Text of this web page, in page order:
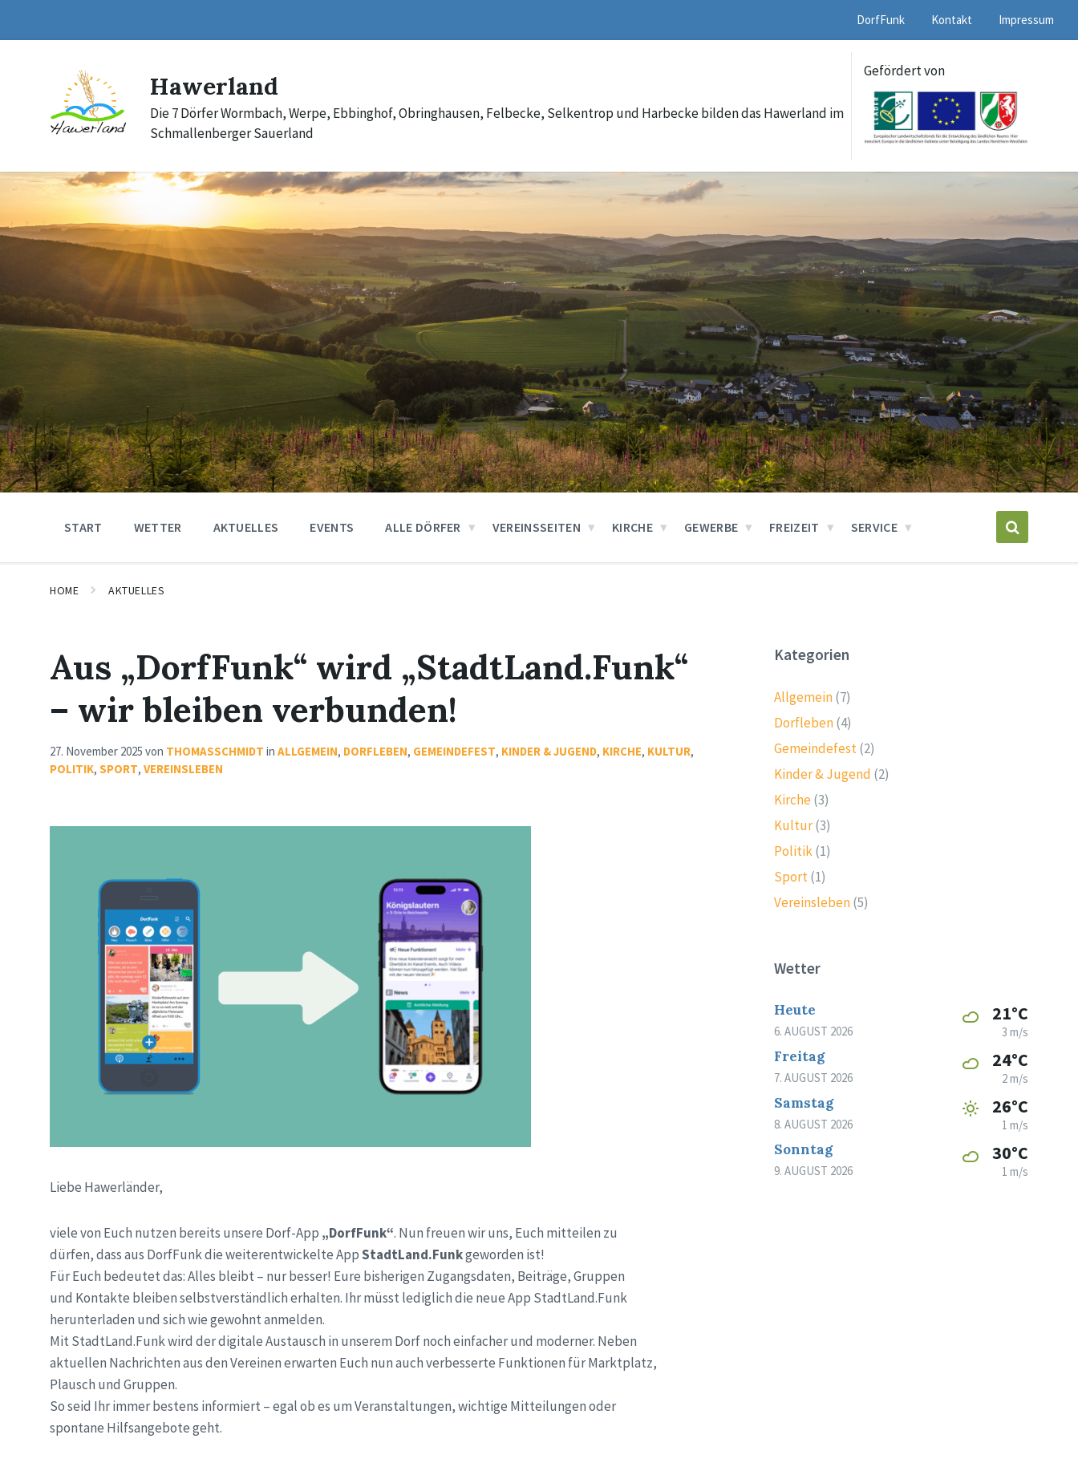
content
main
footer
DorfFunk Kontakt Impressum
Hawerland
Die 7 Dörfer Wormbach, Werpe, Ebbinghof, Obringhausen, Felbecke, Selkentrop und Harbecke bilden das Hawerland im
Schmallenberger Sauerland
Gefördert von
START WETTER AKTUELLES EVENTS ALLE DÖRFER VEREINSSEITEN KIRCHE GEWERBE FREIZEIT SERVICE
HOME AKTUELLES
Aus „DorfFunk“ wird „StadtLand.Funk“
– wir bleiben verbunden!
27. November 2025 von THOMASSCHMIDT in ALLGEMEIN, DORFLEBEN, GEMEINDEFEST, KINDER & JUGEND, KIRCHE, KULTUR,
POLITIK, SPORT, VEREINSLEBEN
Liebe Hawerländer,
viele von Euch nutzen bereits unsere Dorf-App „DorfFunk“. Nun freuen wir uns, Euch mitteilen zu
dürfen, dass aus DorfFunk die weiterentwickelte AppStadtLand.Funkgeworden ist!
Für Euch bedeutet das: Alles bleibt – nur besser! Eure bisherigen Zugangsdaten, Beiträge, Gruppen
und Kontakte bleiben selbstverständlich erhalten. Ihr müsst lediglich die neue App StadtLand.Funk
herunterladen und sich wie gewohnt anmelden.
Mit StadtLand.Funk wird der digitale Austausch in unserem Dorf noch einfacher und moderner. Neben
aktuellen Nachrichten aus den Vereinen erwarten Euch nun auch verbesserte Funktionen für Marktplatz,
Plausch und Gruppen.
So seid Ihr immer bestens informiert – egal ob es um Veranstaltungen, wichtige Mitteilungen oder
spontane Hilfsangebote geht.
Kategorien
Allgemein(7)
Dorfleben(4)
Gemeindefest(2)
Kinder & Jugend (2)
Kirche(3)
Kultur(3)
Politik(1)
Sport(1)
Vereinsleben(5)
Wetter
Heute
6. AUGUST 2026
21°C
3 m/s
Freitag
7. AUGUST 2026
24°C
2 m/s
Samstag
8. AUGUST 2026
26°C
1 m/s
Sonntag
9. AUGUST 2026
30°C
1 m/s